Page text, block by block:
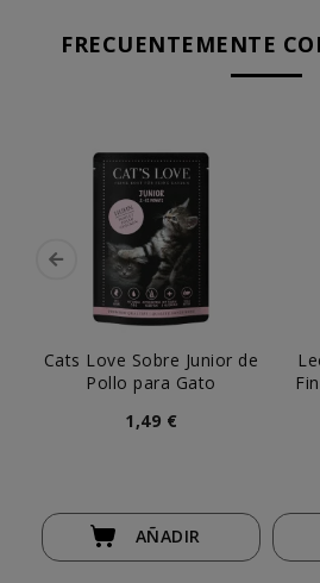
FRECUENTEMENTE
Cats Love Sobre Junior de
Pollo para Gato
1,49 €
AÑADIR